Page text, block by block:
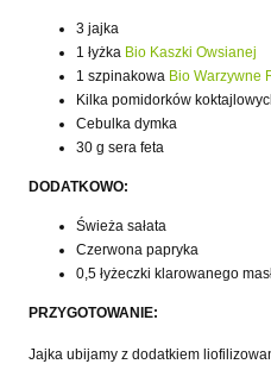
3 jajka
1 łyżka Bio Kaszki Owsianej
1 szpinakowa Bio Warzywne
Kilka pomidorków
Cebulka dymka
30 g sera feta
DODATKOWO:
Świeża sałata
Czerwona papryka
0,5 łyżeczki klarowanego
PRZYGOTOWANIE:
Jajka ubijamy z dodatkiem